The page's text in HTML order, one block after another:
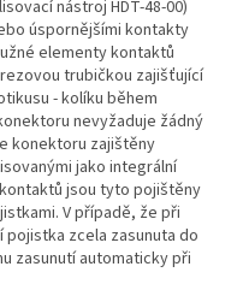
nástroj HDT-48-00)
úspornějšími kontakty
elementy kontaktů
trubičkou zajišťující
- kolíku během
nevyžaduje žádný
konektoru zajištěny
jako integrální
jsou tyto pojištěny
V případě, že při
zcela zasunuta do
zasunutí automaticky při